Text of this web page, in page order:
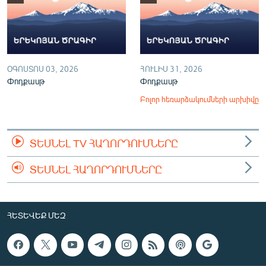
ՕԳՈՍՏՈՍ 03, 2026
Փոդքասթ
ՀՈՒԼԻՍ 31, 2026
Փոդքասթ
Բոլոր հեռարձակումների արխիվը
ՏԵՍՆԵԼ TV ՀԱՂՈՐԴՈՒՄՆԵՐԸ
ՏԵՍՆԵԼ ՀԱՂՈՐԴՈՒՄՆԵՐԸ
ՀԵՏԵՎԵՔ ՄԵԶ